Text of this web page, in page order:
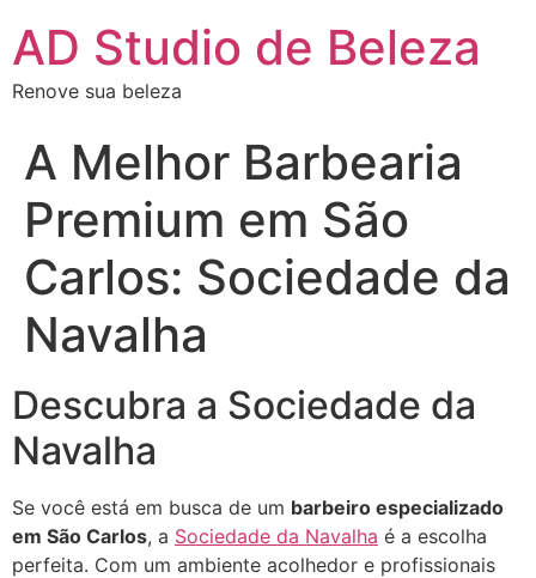
AD Studio de Beleza
Renove sua beleza
A Melhor Barbearia
Premium em São
Carlos: Sociedade da
Navalha
Descubra a Sociedade da
Navalha
Se você está em busca de um barbeiro especializado
em São Carlos, a Sociedade da Navalha é a escolha
perfeita. Com um ambiente acolhedor e profissionais